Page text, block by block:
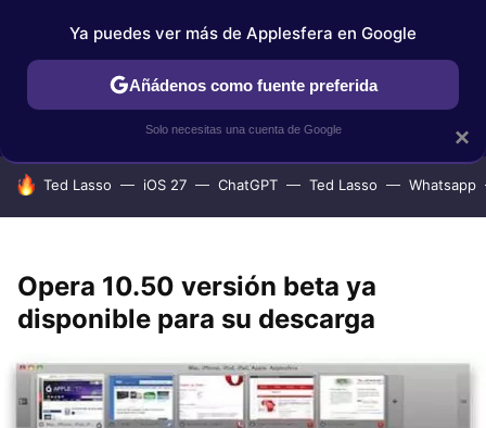
IPHONE TUTORIALES APPLESFERA SELECCIÓN
HOY SE HABLA DE
Ted Lasso iOS 27 ChatGPT Ted Lasso Whatsapp
Opera 10.50 versión beta ya
disponible para su descarga
×
Ya puedes ver más de Applesfera en Google
Añádenos como fuente preferida
Solo necesitas una cuenta de Google